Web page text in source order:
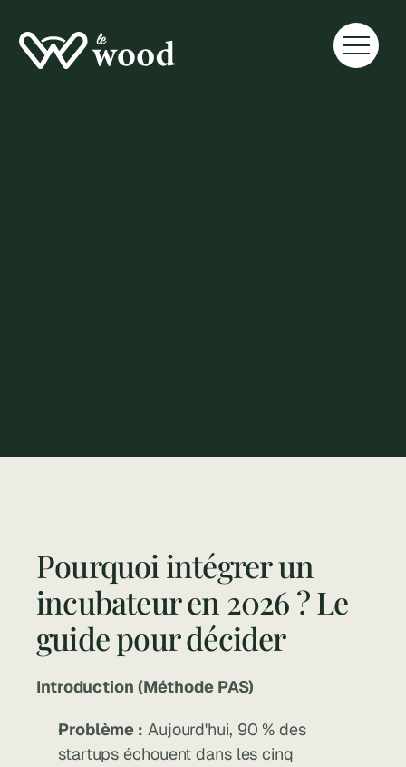
Pourquoi intégrer un
incubateur en 2026 ? Le
guide pour décider
Introduction (Méthode PAS)
Problème : Aujourd'hui, 90 % des
startups échouent dans les cinq